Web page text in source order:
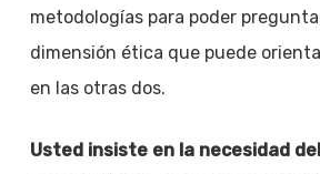
metodologías para poder
dimensión ética que puede
en las otras dos.
Usted insiste en la necesidad